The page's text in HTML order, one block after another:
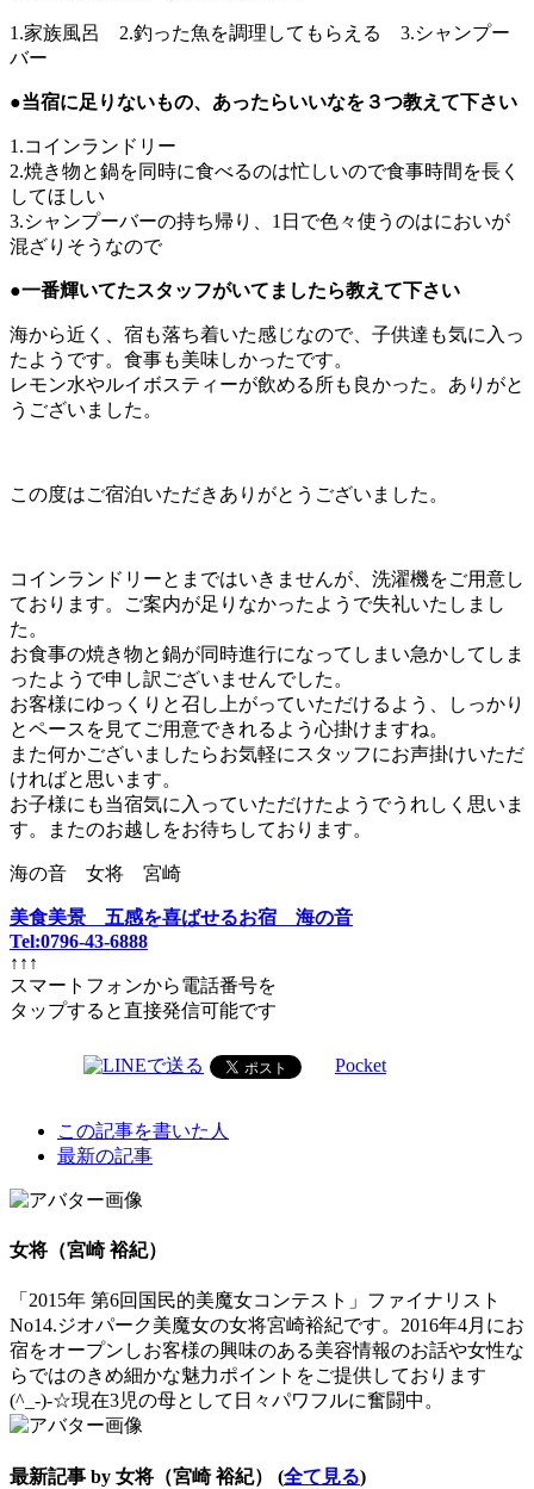
1.家族風呂 2.釣った魚を調理してもらえる 3.シャンプー
バー
●当宿に足りないもの、あったらいいなを３つ教えて下さい
1.コインランドリー
2.焼き物と鍋を同時に食べるのは忙しいので食事時間を長く
してほしい
3.シャンプーバーの持ち帰り、1日で色々使うのはにおいが
混ざりそうなので
●一番輝いてたスタッフがいてましたら教えて下さい
海から近く、宿も落ち着いた感じなので、子供達も気に入っ
たようです。食事も美味しかったです。
レモン水やルイボスティーが飲める所も良かった。ありがと
うございました。
この度はご宿泊いただきありがとうございました。
コインランドリーとまではいきませんが、洗濯機をご用意し
ております。ご案内が足りなかったようで失礼いたしまし
た。
お食事の焼き物と鍋が同時進行になってしまい急かしてしま
ったようで申し訳ございませんでした。
お客様にゆっくりと召し上がっていただけるよう、しっかり
とペースを見てご用意できれるよう心掛けますね。
また何かございましたらお気軽にスタッフにお声掛けいただ
ければと思います。
お子様にも当宿気に入っていただけたようでうれしく思いま
す。またのお越しをお待ちしております。
海の音 女将 宮崎
美食美景 五感を喜ばせるお宿 海の音
Tel:0796-43-6888
↑↑↑
スマートフォンから電話番号を
タップすると直接発信可能です
Pocket
following
tabs
change
content
below.
この記事を書いた人
最新の記事
女将（宮崎 裕紀）
「2015年 第6回国民的美魔女コンテスト」ファイナリスト
No14.ジオパーク美魔女の女将宮崎裕紀です。2016年4月にお
宿をオープンしお客様の興味のある美容情報のお話や女性な
らではのきめ細かな魅力ポイントをご提供しております
(^_-)-☆現在3児の母として日々パワフルに奮闘中。
最新記事 by 女将（宮崎 裕紀） (全て見る)